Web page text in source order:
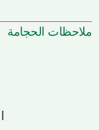
ملاحظات الحجامة